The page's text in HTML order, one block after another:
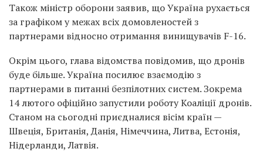
Також міністр оборони заявив, що Україна рухається
за графіком у межах всіх домовленостей з
партнерами відносно отримання винищувачів F-16.
Окрім цього, глава відомства повідомив, що дронів
буде більше. Україна посилює взаємодію з
партнерами в питанні безпілотних систем. Зокрема
14 лютого офіційно запустили роботу Коаліції дронів.
Станом на сьогодні приєдналися вісім країн —
Швеція, Британія, Данія, Німеччина, Литва, Естонія,
Нідерланди, Латвія.